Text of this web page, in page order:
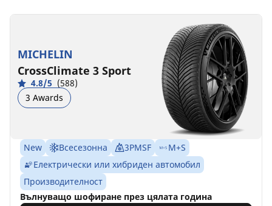
MICHELIN
CrossClimate 3 Sport
4.8/5 (588)
3 Awards
New Всесезонна 3PMSF
M+S
Електрически или хибриден автомобил
Производителност
Вълнуващо шофиране през цялата година